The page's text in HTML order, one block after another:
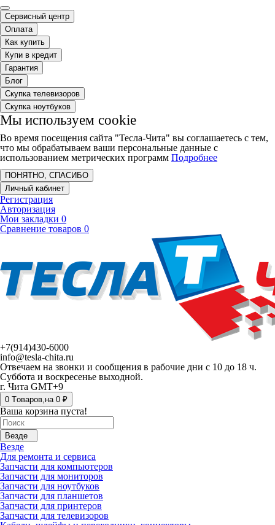
Сервисный центр
Оплата
Как купить
Купи в кредит
Гарантия
Блог
Скупка телевизоров
Скупка ноутбуков
Мы используем cookie
Во время посещения сайта "Тесла-Чита" вы соглашаетесь с тем,
что мы обрабатываем ваши персональные данные с
использованием метрических программ Подробнее
ПОНЯТНО, СПАСИБО
Личный кабинет
Регистрация
Авторизация
Мои закладки 0
Сравнение товаров 0
+7(914)430-6000
info@tesla-chita.ru
Отвечаем на звонки и сообщения в рабочие дни с 10 до 18 ч.
Суббота и воскресенье выходной.
г. Чита GMT+9
0 Tоваров,на 0 ₽
Ваша корзина пуста!
Везде
Везде
Для ремонта и сервиса
Запчасти для компьютеров
Запчасти для мониторов
Запчасти для ноутбуков
Запчасти для планшетов
Запчасти для принтеров
Запчасти для телевизоров